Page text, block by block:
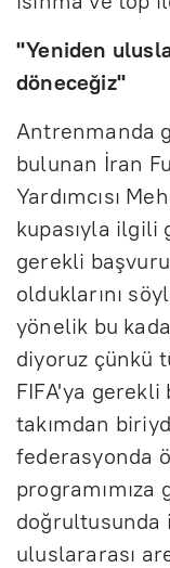
"Yeniden
döneceğiz"
Antrenmanda
bulunan İran
Yardımcısı
kupasıyla ilgili
gerekli
olduklarını
yönelik bu
diyoruz çünkü
FIFA'ya gerekli
takımdan
federasyonda
programımıza
doğrultusunda
uluslararası